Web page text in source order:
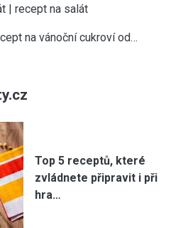
| recept na salát
na vánoční cukroví od…
Top 5 receptů, které
zvládnete připravit i při
hra…